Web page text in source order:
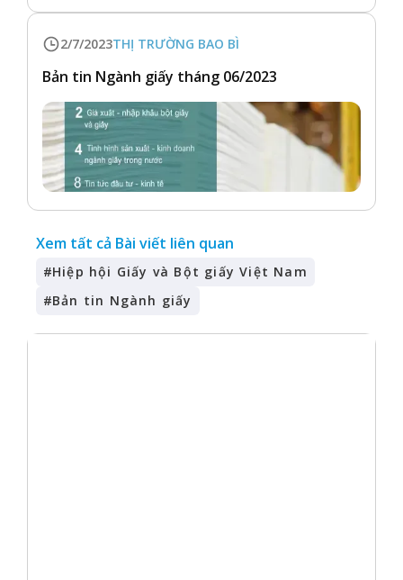
2/7/2023THỊ TRƯỜNG BAO BÌ
Bản tin Ngành giấy tháng 06/2023
Xem tất cả Bài viết liên quan
#Hiệp hội Giấy và Bột giấy Việt Nam
#Bản tin Ngành giấy